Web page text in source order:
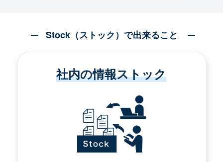
Stock（ストック）で出来ること
社内の情報ストック